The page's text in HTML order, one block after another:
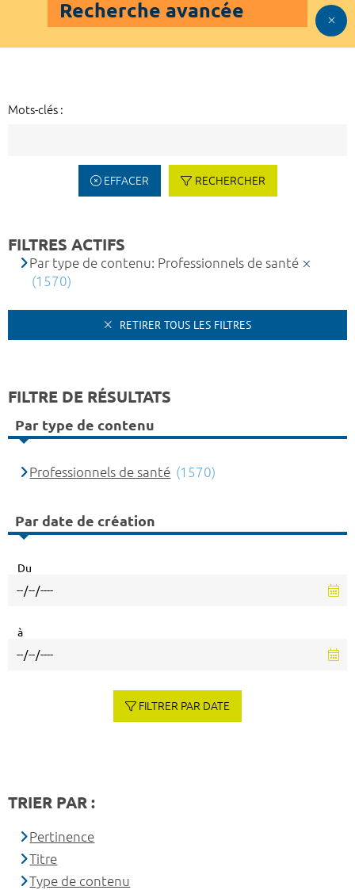
Recherche avancée
Mots-clés :
EFFACER RECHERCHER
FILTRES ACTIFS
Par type de contenu: Professionnels de santé
(1570)
RETIRER TOUS LES FILTRES
FILTRE DE RÉSULTATS
Par type de contenu
Professionnels de santé (1570)
Par date de création
Du
à
FILTRER PAR DATE
TRIER PAR :
Pertinence
Titre
Type de contenu